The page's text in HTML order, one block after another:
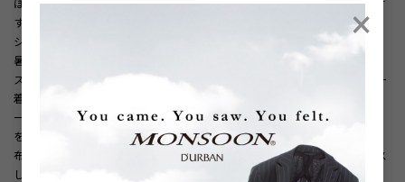
すめ。
シワになりにくく、お手入れしやすい点も魅力です。
暑い季節でもさらっとした着用感が続き、快適にお過ごしいただけます。
スポーツシーンはもちろん、普段のカジュアルスタイルにも取り入れやすい一
着です。
一枚で着てもカジュアルになりすぎず、すっきりとしたスポーティースタイル
を演出します。
布帛素材ならではのハリ感が、コーディネートにほどよいきちんと感をプラス
します。
×